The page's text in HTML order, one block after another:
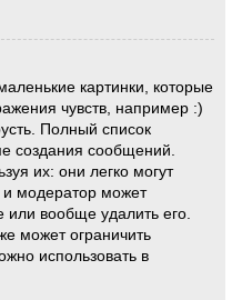
картинки, которые
чувств, например :)
Полный список
создания сообщений.
их: они легко могут
модератор может
или вообще удалить его.
может ограничить
использовать в